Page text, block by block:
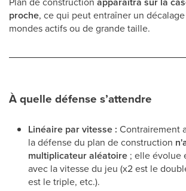
proche, ce qui peut entraîner un
mondes actifs ou de grande taille.
À quelle défense s’attendre
Linéaire par vitesse : Contrairement
la défense du plan de construction
multiplicateur aléatoire ; elle évolue
avec la vitesse du jeu (x2 est le
est le triple, etc.).